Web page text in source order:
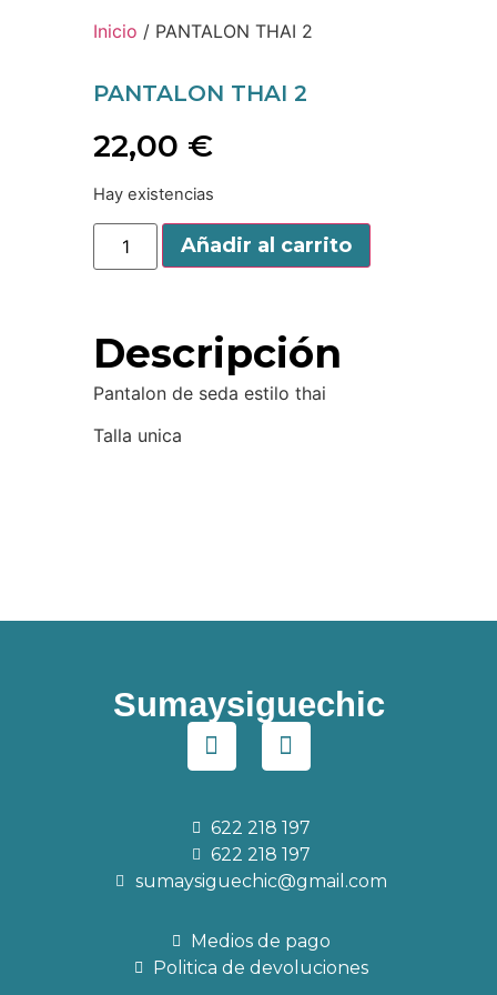
Inicio / PANTALON THAI 2
PANTALON THAI 2
22,00 €
Hay existencias
Añadir al carrito
Descripción
Pantalon de seda estilo thai
Talla unica
Sumaysiguechic
622 218 197
622 218 197
sumaysiguechic@gmail.com
Medios de pago
Politica de devoluciones